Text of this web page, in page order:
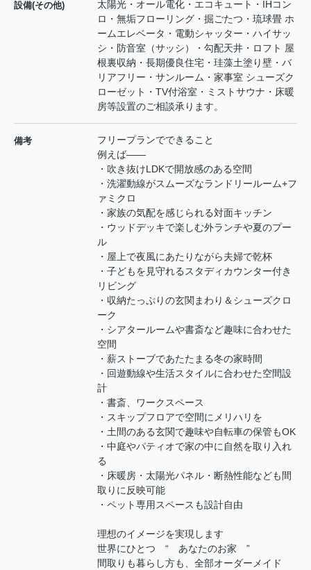
設備(その他)
太陽光・オール電化・エコキュート・IHコン
ロ・無垢フローリング・掘ごたつ・琉球畳 ホ
ームエレベータ・電動シャッター・ハイサッ
シ・防音室（サッシ）・勾配天井・ロフト 屋
根裏収納・長期優良住宅・珪藻土塗り壁・バ
リアフリー・サンルーム・家事室 シューズク
ローゼット・TV付浴室・ミストサウナ・床暖
房等設置のご相談承ります。
備考
フリープランでできること
例えば――
・吹き抜けLDKで開放感のある空間
・洗濯動線がスムーズなランドリールーム+フ
ァミクロ
・家族の気配を感じられる対面キッチン
・ウッドデッキで楽しむ外ランチや夏のプー
ル
・屋上で夜風にあたりながら夫婦で乾杯
・子どもを見守れるスタディカウンター付き
リビング
・収納たっぷりの玄関まわり＆シューズクロ
ーク
・シアタールームや書斎など趣味に合わせた
空間
・薪ストーブであたたまる冬の家時間
・回遊動線や生活スタイルに合わせた空間設
計
・書斎、ワークスペース
・スキップフロアで空間にメリハリを
・土間のある玄関で趣味や自転車の保管もOK
・中庭やパティオで家の中に自然を取り入れ
る
・床暖房・太陽光パネル・断熱性能なども間
取りに反映可能
・ペット専用スペースも設計自由
理想のイメージを実現します
世界にひとつ “ あなたのお家 ”
間取りも暮らし方も、全部オーダーメイド